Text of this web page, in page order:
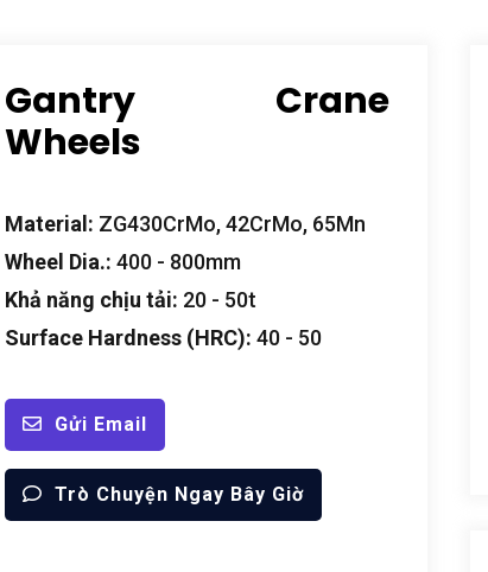
Gantry Crane
Wheels
Material : ZG430CrMo, 42CrMo, 65Mn
Wheel Dia.: 400 - 800mm
Khả năng chịu tải: 20 - 50t
Surface Hardness (HRC): 40 - 50
Gửi Email
Trò Chuyện Ngay Bây Giờ